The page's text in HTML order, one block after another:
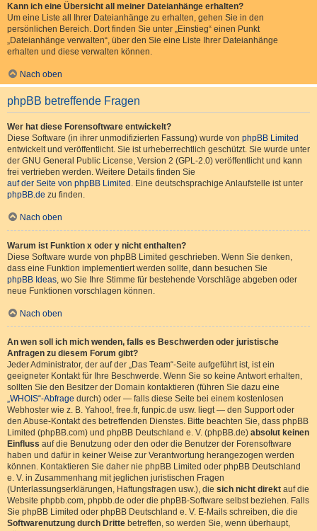
Kann ich eine Übersicht all meiner Dateianhänge erhalten?
Um eine Liste all Ihrer Dateianhänge zu erhalten, gehen Sie in den
persönlichen Bereich. Dort finden Sie unter „Einstieg“ einen Punkt
„Dateianhänge verwalten“, über den Sie eine Liste Ihrer Dateianhänge
erhalten und diese verwalten können.
Nach oben
phpBB betreffende Fragen
Wer hat diese Forensoftware entwickelt?
Diese Software (in ihrer unmodifizierten Fassung) wurde von phpBB Limited
entwickelt und veröffentlicht. Sie ist urheberrechtlich geschützt. Sie wurde unter
der GNU General Public License, Version 2 (GPL-2.0) veröffentlicht und kann
frei vertrieben werden. Weitere Details finden Sie
auf der Seite von phpBB Limited . Eine deutschsprachige Anlaufstelle ist unter
phpBB.de zu finden.
Nach oben
Warum ist Funktion x oder y nicht enthalten?
Diese Software wurde von phpBB Limited geschrieben. Wenn Sie denken,
dass eine Funktion implementiert werden sollte, dann besuchen Sie
phpBB Ideas, wo Sie Ihre Stimme für bestehende Vorschläge abgeben oder
neue Funktionen vorschlagen können.
Nach oben
An wen soll ich mich wenden, falls es Beschwerden oder juristische
Anfragen zu diesem Forum gibt?
Jeder Administrator, der auf der „Das Team“-Seite aufgeführt ist, ist ein
geeigneter Kontakt für Ihre Beschwerde. Wenn Sie so keine Antwort erhalten,
sollten Sie den Besitzer der Domain kontaktieren (führen Sie dazu eine
„WHOIS“-Abfrage durch) oder — falls diese Seite bei einem kostenlosen
Webhoster wie z. B. Yahoo!, free.fr, funpic.de usw. liegt — den Support oder
den Abuse-Kontakt des betreffenden Dienstes. Bitte beachten Sie, dass phpBB
Limited (phpBB.com) und phpBB Deutschland e. V. (phpBB.de) absolut keinen
Einfluss auf die Benutzung oder den oder die Benutzer der Forensoftware
haben und dafür in keiner Weise zur Verantwortung herangezogen werden
können. Kontaktieren Sie daher nie phpBB Limited oder phpBB Deutschland
e. V. in Zusammenhang mit jeglichen juristischen Fragen
(Unterlassungserklärungen, Haftungsfragen usw.), die sich nicht direkt auf die
Website phpbb.com, phpbb.de oder die phpBB-Software selbst beziehen. Falls
Sie phpBB Limited oder phpBB Deutschland e. V. E-Mails schreiben, die die
Softwarenutzung durch Dritte betreffen, so werden Sie, wenn überhaupt,